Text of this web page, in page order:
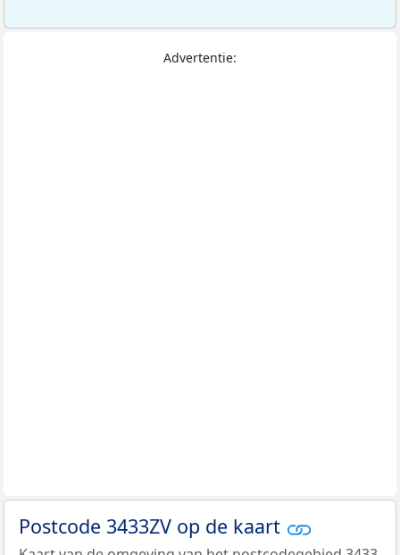
Advertentie:
Postcode 3433ZV op de kaart